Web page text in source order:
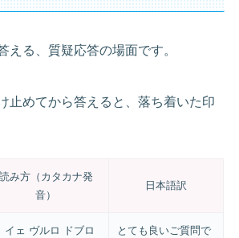
える、質疑応答の場面です。
止めてから答えると、落ち着いた印
読み方（カタカナ発
音）
日本語訳
イェ ヴルロ ドブロ
とても良いご質問で